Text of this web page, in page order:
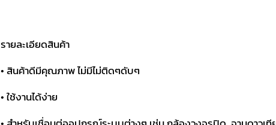
รายละเอียดสินค้า
• สินค้าดีมีคุณภาพ ไม่มีไม่ติดๆดับๆ
• ใช้งานได้ง่าย